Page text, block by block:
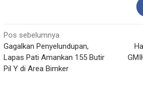
Navigasi
pos
Pos sebelumnya
Gagalkan Penyelundupan,
Lapas Pati Amankan 155 Butir
Pil Y di Area Bimker